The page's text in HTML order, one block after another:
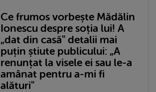
Ce frumos vorbește Mădălin
Ionescu despre soția lui! A
„dat din casă" detalii mai
puțin știute publicului: „A
renunțat la visele ei sau le-a
amânat pentru a-mi fi
alături"